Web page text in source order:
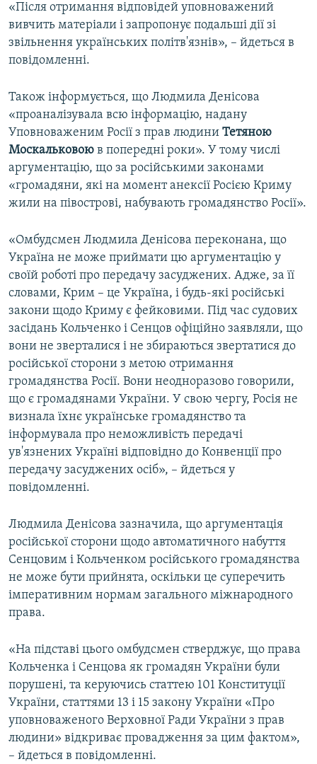
«Після отримання відповідей уповноважений
вивчить матеріали і запропонує подальші дії зі
звільнення українських політв'язнів», – йдеться в
повідомленні.
Також інформується, що Людмила Денісова
«проаналізувала всю інформацію, надану
Уповноваженим Росії з прав людини Тетяною
Москальковою в попередні роки». У тому числі
аргументацію, що за російськими законами
«громадяни, які на момент анексії Росією Криму
жили на півострові, набувають громадянство Росії».
«Омбудсмен Людмила Денісова переконана, що
Україна не може приймати цю аргументацію у
своїй роботі про передачу засуджених. Адже, за її
словами, Крим – це Україна, і будь-які російські
закони щодо Криму є фейковими. Під час судових
засідань Кольченко і Сенцов офіційно заявляли, що
вони не зверталися і не збираються звертатися до
російської сторони з метою отримання
громадянства Росії. Вони неодноразово говорили,
що є громадянами України. У свою чергу, Росія не
визнала їхнє українське громадянство та
інформувала про неможливість передачі
ув'язнених Україні відповідно до Конвенції про
передачу засуджених осіб», – йдеться у
повідомленні.
Людмила Денісова зазначила, що аргументація
російської сторони щодо автоматичного набуття
Сенцовим і Кольченком російського громадянства
не може бути прийнята, оскільки це суперечить
імперативним нормам загального міжнародного
права.
«На підставі цього омбудсмен стверджує, що права
Кольченка і Сенцова як громадян України були
порушені, та керуючись статтею 101 Конституції
України, статтями 13 і 15 закону України «Про
уповноваженого Верховної Ради України з прав
людини» відкриває провадження за цим фактом»,
– йдеться в повідомленні.